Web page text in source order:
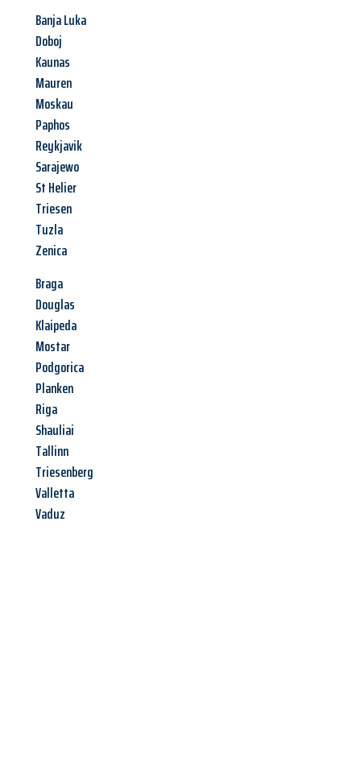
Banja Luka
Doboj
Kaunas
Mauren
Moskau
Paphos
Reykjavik
Sarajewo
St Helier
Triesen
Tuzla
Zenica
Braga
Douglas
Klaipeda
Mostar
Podgorica
Planken
Riga
Shauliai
Tallinn
Triesenberg
Valletta
Vaduz